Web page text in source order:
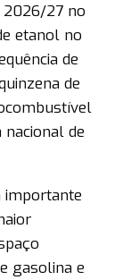
2026/27 no
etanol no
de
de
de
importante
gasolina e